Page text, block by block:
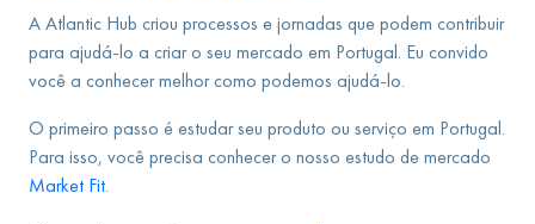
A Atlantic Hub criou processos e jornadas que podem contribuir
para ajudá-lo a criar o seu mercado em Portugal. Eu convido
você a conhecer melhor como podemos ajudá-lo.
O primeiro passo é estudar seu produto ou serviço em Portugal.
Para isso, você precisa conhecer o nosso estudo de mercado
Market Fit